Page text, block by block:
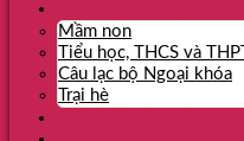
Mầm non
Tiểu học, THCS và THPT
Câu lạc bộ Ngoại khóa
Trại hè